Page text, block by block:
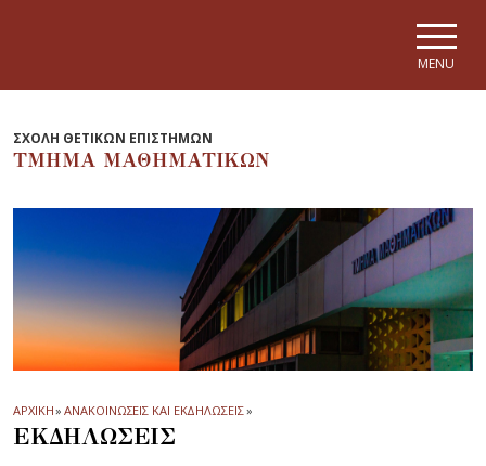
MENU
ΣΧΟΛΗ ΘΕΤΙΚΩΝ ΕΠΙΣΤΗΜΩΝ
ΤΜΗΜΑ ΜΑΘΗΜΑΤΙΚΩΝ
ΑΡΧΙΚΗ» ΑΝΑΚΟΙΝΩΣΕΙΣ ΚΑΙ ΕΚΔΗΛΩΣΕΙΣ»
ΕΚΔΗΛΩΣΕΙΣ